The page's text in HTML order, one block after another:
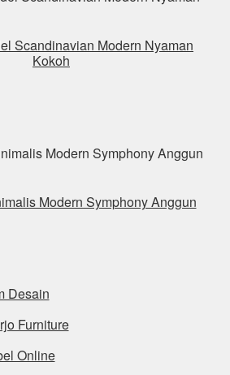
Scandinavian Modern Nyaman
Kokoh
Modern Symphony Anggun
Desain
Furniture
Online